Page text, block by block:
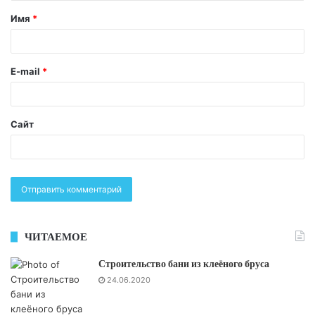
Имя *
E-mail *
Сайт
ЧИТАЕМОЕ
Строительство бани из клеёного бруса
24.06.2020